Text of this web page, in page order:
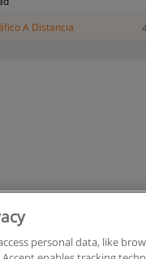
A Distancia
personal data, like